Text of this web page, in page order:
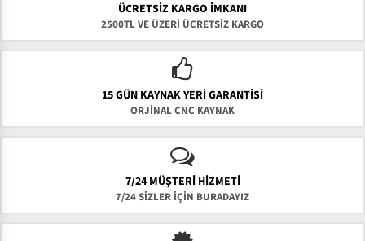
ÜCRETSIZ KARGO İMKANI
2500TL VE ÜZERİ ÜCRETSİZ KARGO
15 GÜN KAYNAK YERI GARANTISI
ORJİNAL CNC KAYNAK
7/24 MÜŞTERİ HİZMETİ
7/24 SİZLER İÇİN BURADAYIZ